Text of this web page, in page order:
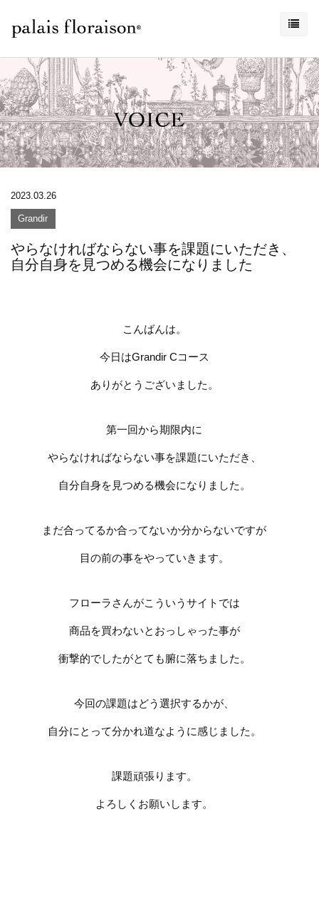
2023.03.26
Grandir
やらなければならない事を課題にいただき、
自分自身を見つめる機会になりました
こんばんは。
今日はGrandir Cコース
ありがとうございました。
第一回から期限内に
やらなければならない事を課題にいただき、
自分自身を見つめる機会になりました。
まだ合ってるか合ってないか分からないですが
目の前の事をやっていきます。
フローラさんがこういうサイトでは
商品を買わないとおっしゃった事が
衝撃的でしたがとても腑に落ちました。
今回の課題はどう選択するかが、
自分にとって分かれ道なように感じました。
課題頑張ります。
よろしくお願いします。